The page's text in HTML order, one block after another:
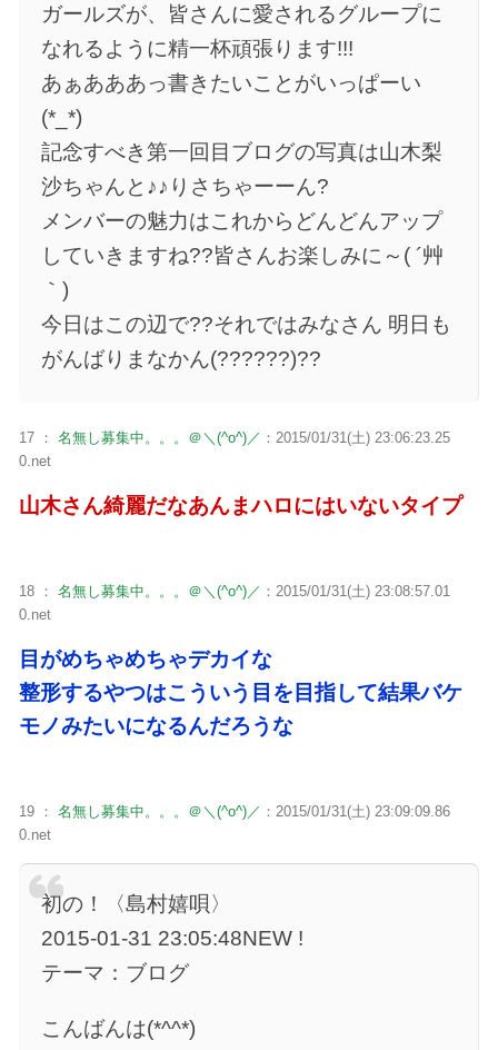
ガールズが、皆さんに愛されるグループに
なれるように精一杯頑張ります!!!
あぁあああっ書きたいことがいっぱーい
(*_*)
記念すべき第一回目ブログの写真は山木梨
沙ちゃんと♪♪りさちゃーーん?
メンバーの魅力はこれからどんどんアップ
していきますね??皆さんお楽しみに～( ´艸
｀)
今日はこの辺で??それではみなさん 明日も
がんばりまなかん(??????)??
17 ： 名無し募集中。。。＠＼(^o^)／ ：2015/01/31(土) 23:06:23.25
0.net
山木さん綺麗だなあんまハロにはいないタイプ
18 ： 名無し募集中。。。＠＼(^o^)／ ：2015/01/31(土) 23:08:57.01
0.net
目がめちゃめちゃデカイな
整形するやつはこういう目を目指して結果バケ
モノみたいになるんだろうな
19 ： 名無し募集中。。。＠＼(^o^)／ ：2015/01/31(土) 23:09:09.86
0.net
初の！〈島村嬉唄〉
2015-01-31 23:05:48NEW !
テーマ：ブログ
こんばんは(*^^*)